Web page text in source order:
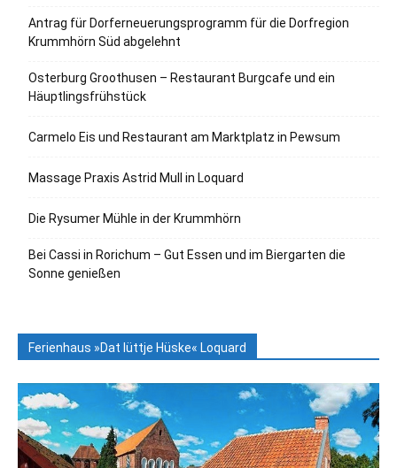
Antrag für Dorferneuerungsprogramm für die Dorfregion
Krummhörn Süd abgelehnt
Osterburg Groothusen – Restaurant Burgcafe und ein
Häuptlingsfrühstück
Carmelo Eis und Restaurant am Marktplatz in Pewsum
Massage Praxis Astrid Mull in Loquard
Die Rysumer Mühle in der Krummhörn
Bei Cassi in Rorichum – Gut Essen und im Biergarten die
Sonne genießen
Ferienhaus »Dat lüttje Hüske« Loquard